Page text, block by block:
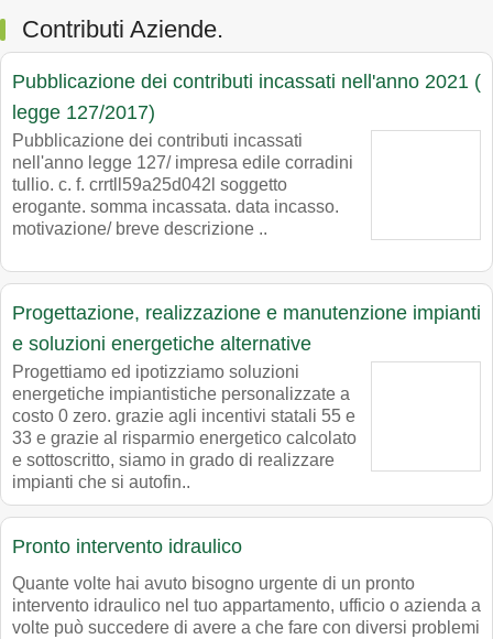
Contributi Aziende.
Pubblicazione dei contributi incassati nell'anno 2021 (
legge 127/2017)
Pubblicazione dei contributi incassati
nell'anno legge 127/ impresa edile corradini
tullio. c. f. crrtll59a25d042l soggetto
erogante. somma incassata. data incasso.
motivazione/ breve descrizione ..
Progettazione, realizzazione e manutenzione impianti
e soluzioni energetiche alternative
Progettiamo ed ipotizziamo soluzioni
energetiche impiantistiche personalizzate a
costo 0 zero. grazie agli incentivi statali 55 e
33 e grazie al risparmio energetico calcolato
e sottoscritto, siamo in grado di realizzare
impianti che si autofin..
Pronto intervento idraulico
Quante volte hai avuto bisogno urgente di un pronto
intervento idraulico nel tuo appartamento, ufficio o azienda a
volte può succedere di avere a che fare con diversi problemi